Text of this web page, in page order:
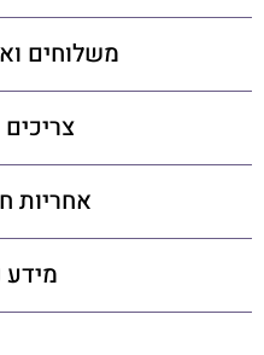
משלוחים
אחריות
מידע